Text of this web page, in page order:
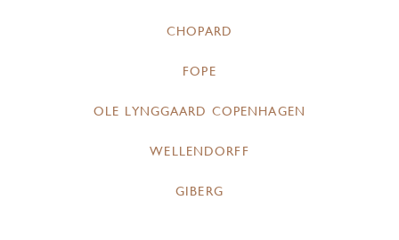
CHOPARD
FOPE
OLE LYNGGAARD COPENHAGEN
WELLENDORFF
GIBERG